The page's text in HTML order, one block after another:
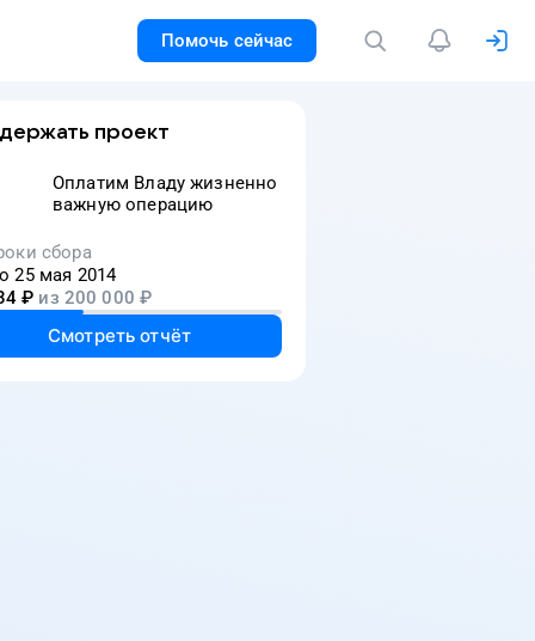
Помочь сейчас
проект
Оплатим Владу жизненно
важную операцию
сбора
25 мая 2014
₽ из 200 000 ₽
Смотреть отчёт